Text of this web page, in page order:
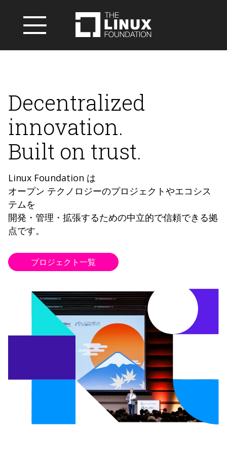
Decentralized
innovation.
Built on trust.
Linux Foundation は
オープン テクノロジーのプロジェクトやエコシス
テムを
開発・管理・拡張するための中立的で信頼できる拠
点です。
プロジェクト一覧